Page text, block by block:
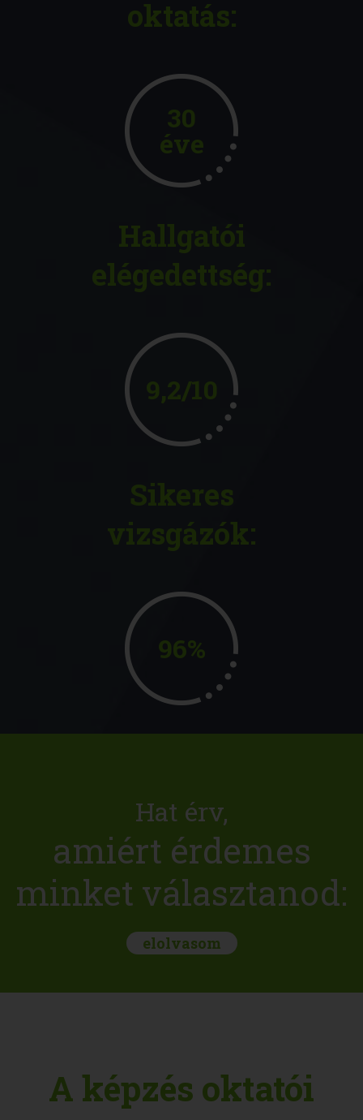
oktatás:
30
éve
Hallgatói
elégedettség:
9,2/10
Sikeres
vizsgázók:
96%
Hat érv,
amiért érdemes
minket választanod:
elolvasom
A képzés oktatói